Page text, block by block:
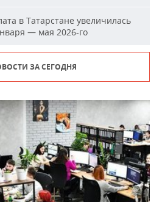
в Татарстане увеличилась
— мая 2026-го
ЗА СЕГОДНЯ